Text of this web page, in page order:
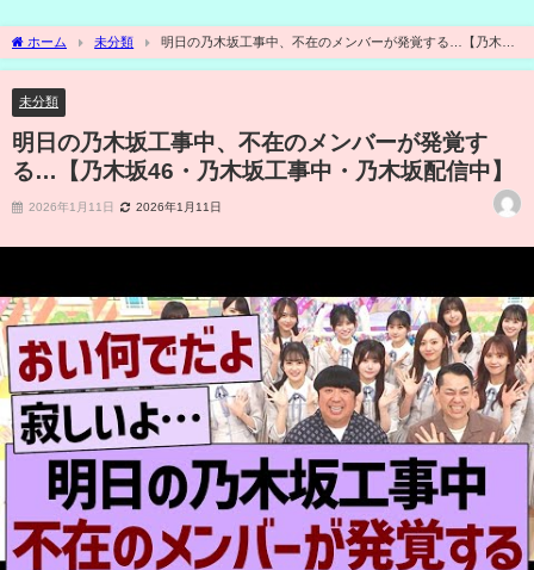
ホーム 未分類
明日の乃木坂工事中、不在のメンバーが発覚する…【乃木坂
46・乃木坂工事中・乃木坂配信中】
未分類
明日の乃木坂工事中、不在のメンバーが発覚す
る…【乃木坂46・乃木坂工事中・乃木坂配信中】
2026年1月11日 2026年1月11日